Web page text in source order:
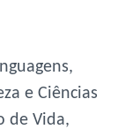
e Ciências
de Vida,